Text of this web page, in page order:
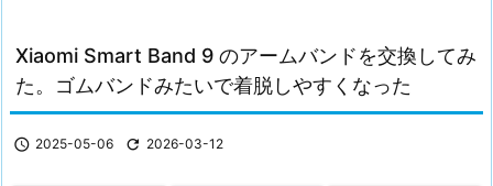
Xiaomi Smart Band 9 のアームバンドを交換してみ
た。ゴムバンドみたいで着脱しやすくなった
 2025-05-06  2026-03-12